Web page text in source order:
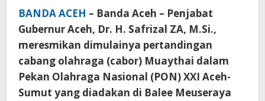
BANDA ACEH – Banda Aceh – Penjabat
Gubernur Aceh, Dr. H. Safrizal ZA, M.Si.,
meresmikan dimulainya pertandingan
cabang olahraga (cabor) Muaythai dalam
Pekan Olahraga Nasional (PON) XXI Aceh-
Sumut yang diadakan di Balee Meuseraya